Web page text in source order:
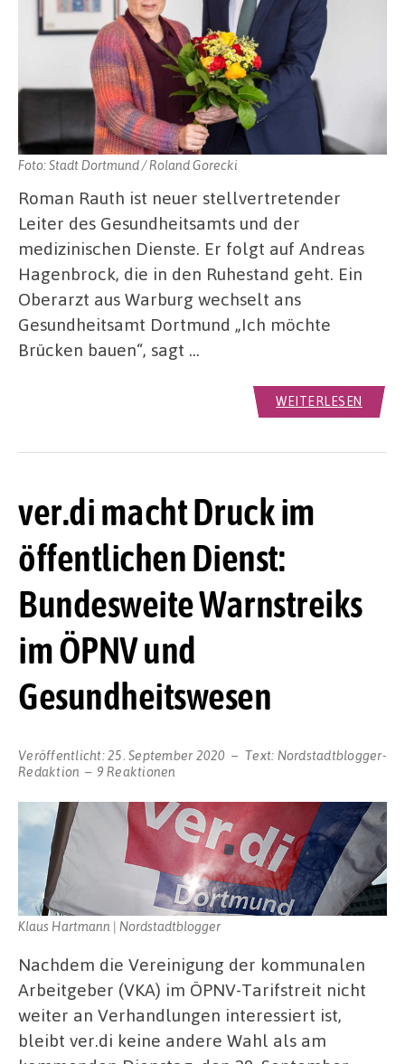
Foto: Stadt Dortmund / Roland Gorecki
Roman Rauth ist neuer stellvertretender
Leiter des Gesundheitsamts und der
medizinischen Dienste. Er folgt auf Andreas
Hagenbrock, die in den Ruhestand geht. Ein
Oberarzt aus Warburg wechselt ans
Gesundheitsamt Dortmund „Ich möchte
Brücken bauen“, sagt …
WEITERLESEN
ver.di macht Druck im
öffentlichen Dienst:
Bundesweite Warnstreiks
im ÖPNV und
Gesundheitswesen
Veröffentlicht:25. September 2020 Text: Nordstadtblogger-
Redaktion
9 Reaktionen
Klaus Hartmann | Nordstadtblogger
Nachdem die Vereinigung der kommunalen
Arbeitgeber (VKA) im ÖPNV-Tarifstreit nicht
weiter an Verhandlungen interessiert ist,
bleibt ver.di keine andere Wahl als am